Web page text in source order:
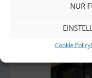
NUR
Cookie Policy